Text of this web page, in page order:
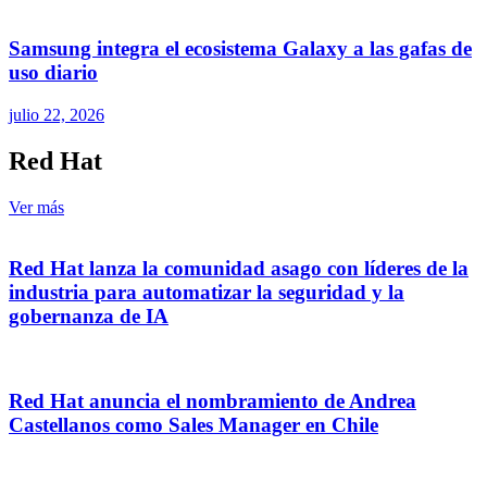
Samsung integra el ecosistema Galaxy a las gafas de
uso diario
julio 22, 2026
Red Hat
Ver más
Red Hat lanza la comunidad asago con líderes de la
industria para automatizar la seguridad y la
gobernanza de IA
Red Hat anuncia el nombramiento de Andrea
Castellanos como Sales Manager en Chile